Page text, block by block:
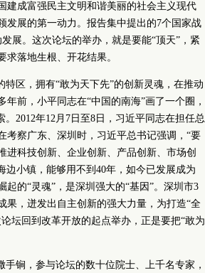
建成富强民主文明和谐美丽的社会主义现代
发展的第一动力。报告集中提出的7个国家战
展。这次论坛的举办，就是要能“顶天”，紧
落地生根、开花结果。
区，拥有“敢为天下先”的创新灵魂，在推动
前，小平同志在“中国的南海”画了一个圈，
2012年12月7日至8日，习近平同志在担任总
考察广东、深圳时，习近平总书记强调，“要
进科技创新、企业创新、产品创新、市场创
边小镇，能够用不到40年，如今已发展成为
的“灵魂”，是深圳强大的“基因”。深圳市3
果，迸发出自主创新的强大力量，为打造“全
坛回到改革开放的起点举办，正是要把“敢为
锏，参与论坛的数十位院士、上千名专家，